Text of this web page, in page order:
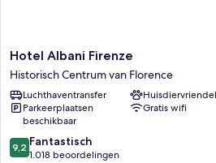
Hotel
Albani
Firenze
Historisch
Centrum
van
Florence
Hotel Albani Firenze
Historisch Centrum van Florence
Luchthaventransfer
Parkeerplaatsen
beschikbaar
Gratis wifi
9.2
van
9,2 Fantastisch
1.018 beoordelingen